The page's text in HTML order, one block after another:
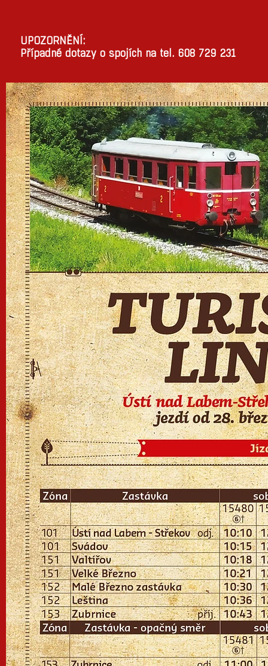
UPOZORNĚNÍ:
Případné dotazy o spojích na tel. 608 729 231